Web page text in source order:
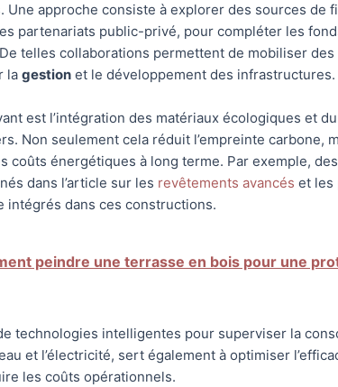
Une approche consiste à explorer des sources de
partenariats public-privé, pour compléter les
telles collaborations permettent de mobiliser
lagestion et le développement des infrastructures.
est l’intégration des matériaux écologiques et
Non seulement cela réduit l’empreinte carbone,
coûts énergétiques à long terme. Par exemple,
dans l’article sur les revêtements avancés et les
intégrés dans ces constructions.
peindre une terrasse en bois pour une
technologies intelligentes pour superviser la
et l’électricité, sert également à optimiser
les coûts opérationnels.